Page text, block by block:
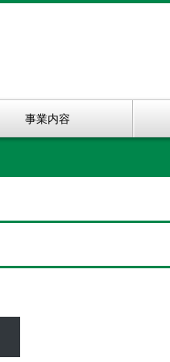
事業内容